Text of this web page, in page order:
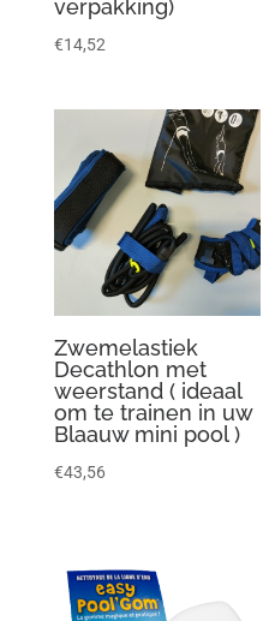
verpakking)
€14,52
Zwemelastiek
Decathlon met
weerstand ( ideaal
om te trainen in uw
Blaauw mini pool )
€43,56